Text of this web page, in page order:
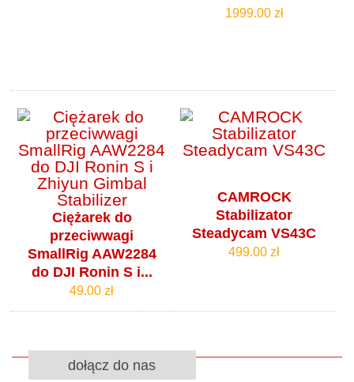
1999.00 zł
Ciężarek do
przeciwwagi
SmallRig AAW2284
do DJI Ronin S i...
49.00 zł
CAMROCK
Stabilizator
Steadycam VS43C
499.00 zł
dołącz do nas